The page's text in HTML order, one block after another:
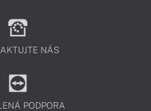
NÁS
PODPORA